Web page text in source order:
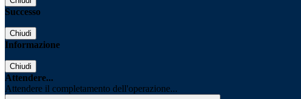
Successo
Chiudi
Informazione
Chiudi
Attendere...
Attendere il completamento dell'operazione...